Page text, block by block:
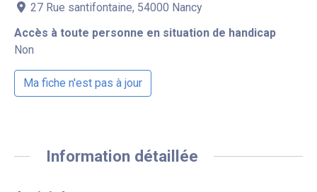
27 Rue santifontaine, 54000 Nancy
Accès à toute personne en situation de handicap
Non
Ma fiche n'est pas à jour
Information détaillée